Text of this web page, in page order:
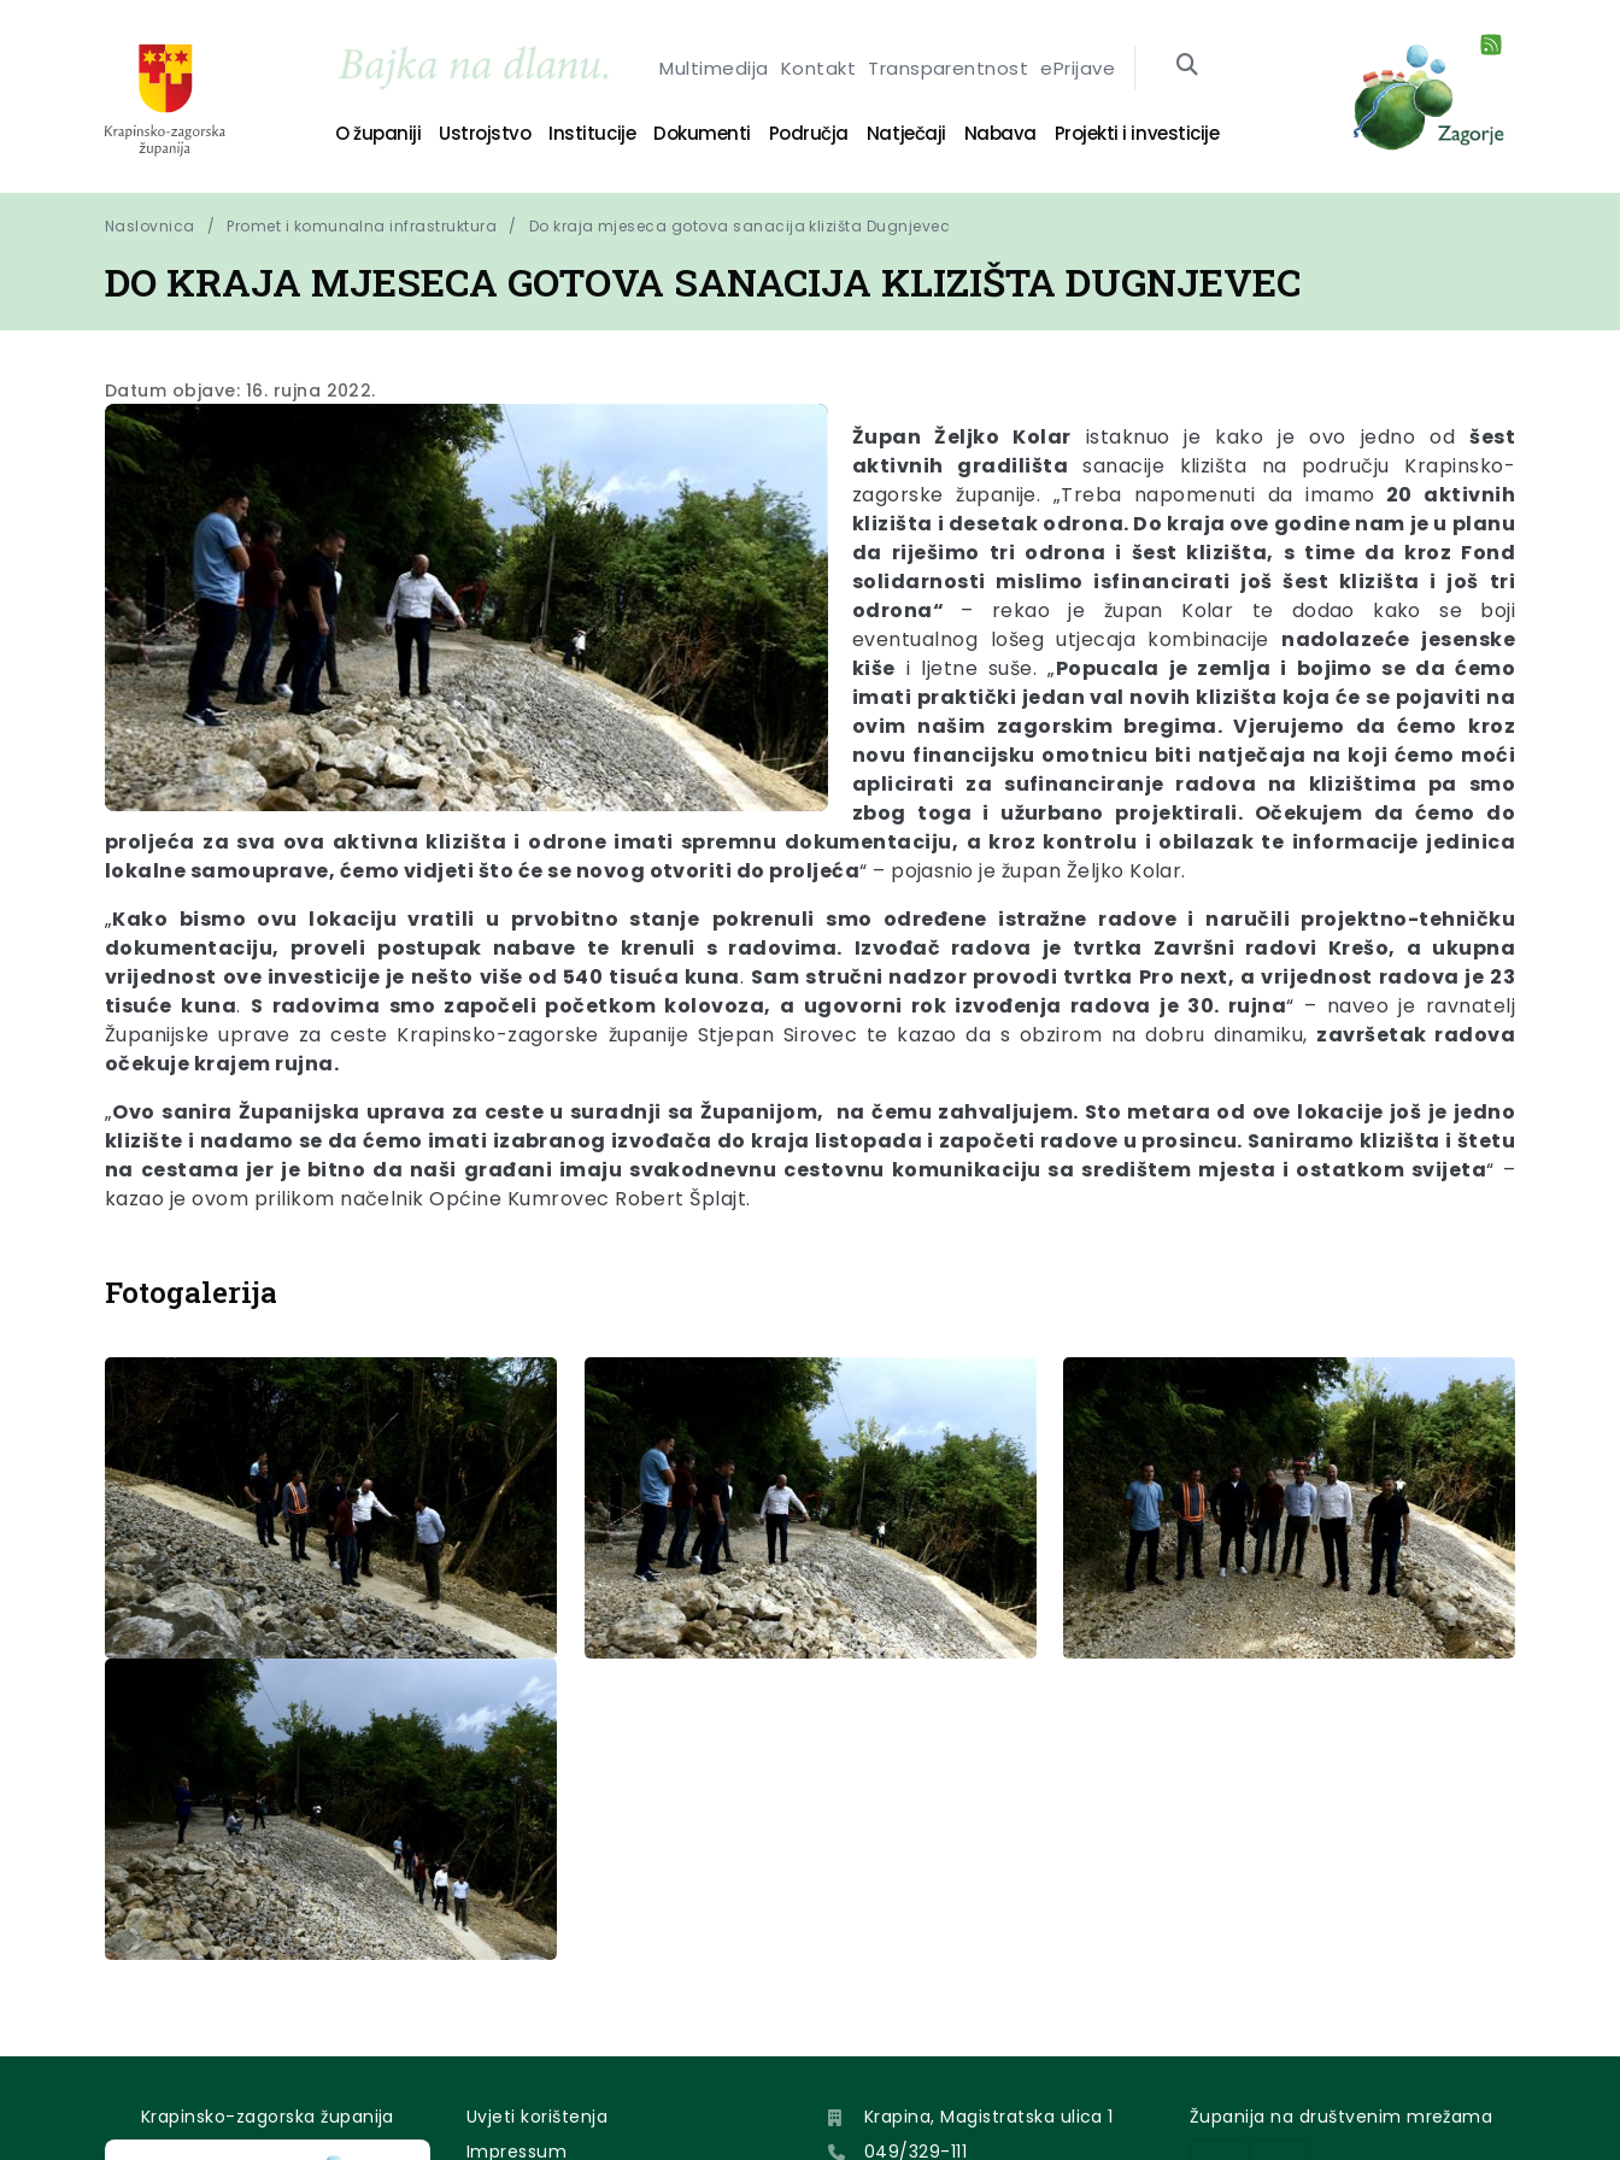
Multimedija Kontakt Transparentnost ePrijave
O županiji Ustrojstvo Institucije Dokumenti Područja Natječaji Nabava Projekti i investicije
Naslovnica Promet i komunalna infrastruktura Do kraja mjeseca gotova sanacija klizišta Dugnjevec
DO KRAJA MJESECA GOTOVA SANACIJA KLIZIŠTA DUGNJEVEC
Datum objave: 16. rujna 2022.
Župan Željko Kolar istaknuo je kako je ovo jedno odšest
aktivnih gradilišta sanacije klizišta na području Krapinsko-
zagorske županije. „Treba napomenuti da imamo 20 aktivnih
klizišta i desetak odrona. Do kraja ove godine nam je u planu
da riješimo tri odrona i šest klizišta, s time da kroz Fond
solidarnosti mislimo isfinancirati još šest klizišta i još tri
odrona“ – rekao je župan Kolar te dodao kako se boji
eventualnog lošeg utjecaja kombinacije nadolazeće jesenske
kiše i ljetne suše. „Popucala je zemlja i bojimo se da ćemo
imati praktički jedan val novih klizišta koja će se pojaviti na
ovim našim zagorskim bregima. Vjerujemo da ćemo kroz
novu financijsku omotnicu biti natječaja na koji ćemo moći
aplicirati za sufinanciranje radova na klizištima pa smo
zbog toga i užurbano projektirali. Očekujem da ćemo do
proljeća za sva ova aktivna klizišta i odrone imati spremnu dokumentaciju, a kroz kontrolu i obilazak te informacije jedinica
lokalne samouprave, ćemo vidjeti što će se novog otvoriti do proljeća“ – pojasnio je župan Željko Kolar.
„Kako bismo ovu lokaciju vratili u prvobitno stanje pokrenuli smo određene istražne radove i naručili projektno-tehničku
dokumentaciju, proveli postupak nabave te krenuli s radovima. Izvođač radova je tvrtka Završni radovi Krešo, a ukupna
vrijednost ove investicije je nešto više od 540 tisuća kuna. Sam stručni nadzor provodi tvrtka Pro next, a vrijednost radova je 23
tisuće kuna. S radovima smo započeli početkom kolovoza, a ugovorni rok izvođenja radova je 30. rujna“ – naveo je ravnatelj
Županijske uprave za ceste Krapinsko-zagorske županije Stjepan Sirovec te kazao da s obzirom na dobru dinamiku, završetak radova
očekuje krajem rujna.
„Ovo sanira Županijska uprava za ceste u suradnji sa Županijom, na čemu zahvaljujem. Sto metara od ove lokacije još je jedno
klizište i nadamo se da ćemo imati izabranog izvođača do kraja listopada i započeti radove u prosincu. Saniramo klizišta i štetu
na cestama jer je bitno da naši građani imaju svakodnevnu cestovnu komunikaciju sa središtem mjesta i ostatkom svijeta“ –
kazao je ovom prilikom načelnik Općine Kumrovec Robert Šplajt.
Fotogalerija
Krapinsko-zagorska županija
Uvjeti korištenja
Impressum
Krapina, Magistratska ulica 1
049/329-111
Županija na društvenim mrežama